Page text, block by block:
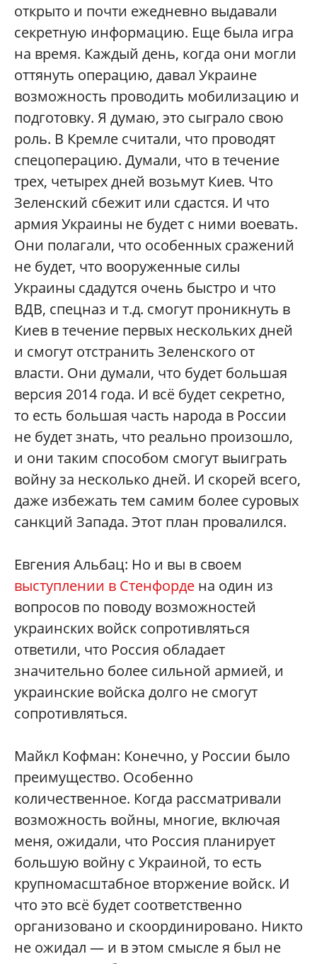
открыто и почти ежедневно выдавали
секретную информацию. Еще была игра
на время. Каждый день, когда они могли
оттянуть операцию, давал Украине
возможность проводить мобилизацию и
подготовку. Я думаю, это сыграло свою
роль. В Кремле считали, что проводят
спецоперацию. Думали, что в течение
трех, четырех дней возьмут Киев. Что
Зеленский сбежит или сдастся. И что
армия Украины не будет с ними воевать.
Они полагали, что особенных сражений
не будет, что вооруженные силы
Украины сдадутся очень быстро и что
ВДВ, спецназ и т.д. смогут проникнуть в
Киев в течение первых нескольких дней
и смогут отстранить Зеленского от
власти. Они думали, что будет большая
версия 2014 года. И всё будет секретно,
то есть большая часть народа в России
не будет знать, что реально произошло,
и они таким способом смогут выиграть
войну за несколько дней. И скорей всего,
даже избежать тем самим более суровых
санкций Запада. Этот план провалился.
Евгения Альбац: Но и вы в своем
выступлении в Стенфорде на один из
вопросов по поводу возможностей
украинских войск сопротивляться
ответили, что Россия обладает
значительно более сильной армией, и
украинские войска долго не смогут
сопротивляться.
Майкл Кофман: Конечно, у России было
преимущество. Особенно
количественное. Когда рассматривали
возможность войны, многие, включая
меня, ожидали, что Россия планирует
большую войну с Украиной, то есть
крупномасштабное вторжение войск. И
что это всё будет соответственно
организовано и скоординировано. Никто
не ожидал — и в этом смысле я был не